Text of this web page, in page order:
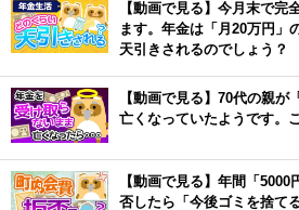
【動画で見る】今月末で完
ます。年金は「月20万円」
天引きされるのでしょう？
【動画で見る】70代の親が
亡くなっていたようです。
【動画で見る】年間「
否したら「今後ゴミを捨て